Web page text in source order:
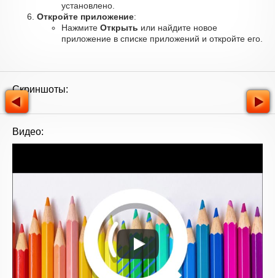
установлено.
Откройте приложение:
Нажмите Открыть или найдите новое
приложение в списке приложений и откройте его.
Скриншоты:
Видео: